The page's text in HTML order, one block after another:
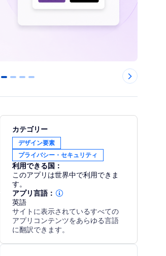
0 1 2 3
カテゴリー
デザイン要素
プライバシー・セキュリティ
利用できる国：
このアプリは世界中で利用できま
す。
アプリ言語：
英語
サイトに表示されているすべての
アプリコンテンツをあらゆる言語
に翻訳できます。